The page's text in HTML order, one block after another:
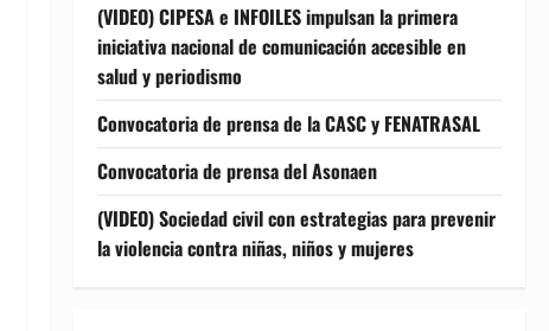
(VIDEO) CIPESA e INFOILES impulsan la primera
iniciativa nacional de comunicación accesible en
salud y periodismo
Convocatoria de prensa de la CASC y FENATRASAL
Convocatoria de prensa del Asonaen
(VIDEO) Sociedad civil con estrategias para prevenir
la violencia contra niñas, niños y mujeres